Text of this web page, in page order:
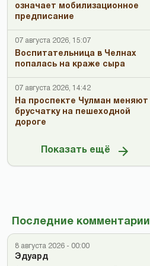
означает мобилизационное
предписание
07 августа 2026, 15:07
Воспитательница в Челнах
попалась на краже сыра
07 августа 2026, 14:42
На проспекте Чулман меняют
брусчатку на пешеходной
дороге
Показать ещё
Последние комментарии
8 августа 2026 - 00:00
Эдуард